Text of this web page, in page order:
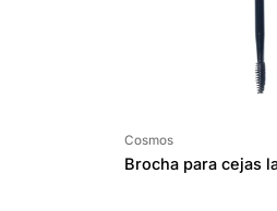
Proveedor:
Cosmos
Brocha para cejas